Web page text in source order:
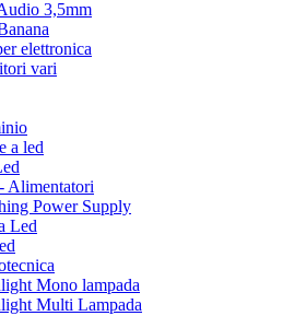
3,5mm
elettronica
vari
a led
Alimentatori
Power Supply
Led
Mono lampada
Multi Lampada